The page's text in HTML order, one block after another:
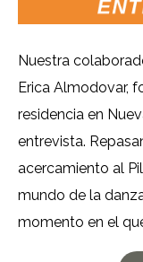
Nuestra
Erica Almodovar,
residencia en
entrevista.
acercamiento al
mundo de la
momento en el